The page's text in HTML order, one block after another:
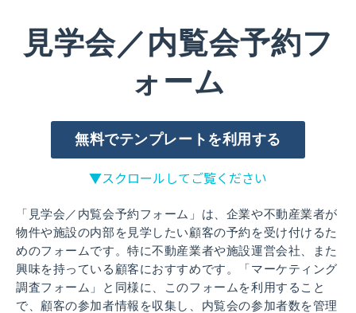
見学会／内覧会予約フ
ォーム
無料でテンプレートを利用する
▼スクロールしてご覧ください
「見学会／内覧会予約フォーム」は、企業や不動産業者が
物件や施設の内部を見学したい顧客の予約を受け付けるた
めのフォームです。特に不動産業者や施設運営会社、また
興味を持っている顧客におすすめです。「マーケティング
調査フォーム」と同様に、このフォームを利用すること
で、顧客の参加者情報を収集し、内覧会の参加者数を管理